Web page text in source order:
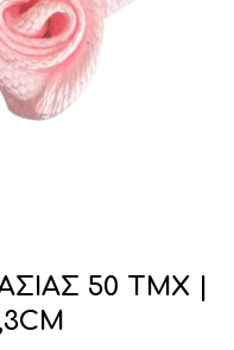
50 ΤΜΧ |